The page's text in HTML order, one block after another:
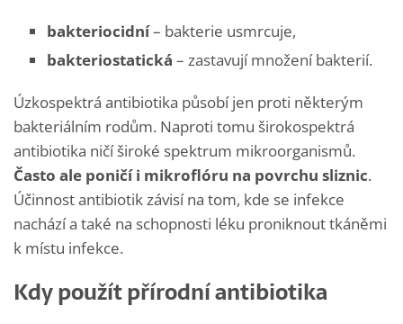
bakteriocidní– bakterie usmrcuje,
bakteriostatická – zastavují množení bakterií.
Úzkospektrá antibiotika působí jen proti některým
bakteriálním rodům. Naproti tomu širokospektrá
antibiotika ničí široké spektrum mikroorganismů.
Často ale poničí i mikroflóru na povrchu sliznic.
Účinnost antibiotik závisí na tom, kde se infekce
nachází a také na schopnosti léku proniknout tkáněmi
k místu infekce.
Kdy použít přírodní antibiotika